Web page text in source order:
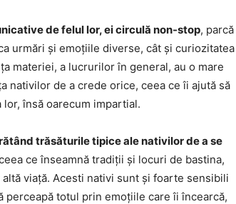
de felul lor, ei circulă non-stop, parcă
urmări și emoțiile diverse, cât și curiozitatea
materiei, a lucrurilor în general, au o mare
nativilor de a crede orice, ceea ce îi ajută să
însă oarecum impartial.
trăsăturile tipice ale nativilor de a se
ce înseamnă tradiții și locuri de bastina,
viață. Acesti nativi sunt și foarte sensibili
totul prin emoțiile care îi încearcă,